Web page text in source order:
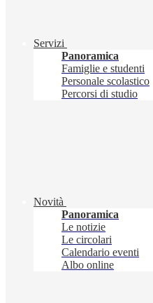
Servizi
Panoramica
Famiglie e studenti
Personale scolastico
Percorsi di studio
Novità
Panoramica
Le notizie
Le circolari
Calendario eventi
Albo online